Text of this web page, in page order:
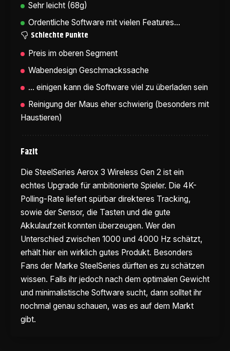
Sehr leicht (68g)
Ordentliche Software mit vielen Features...
Schlechte Punkte
Preis im oberen Segment
Wabendesign Geschmackssache
... einigen kann die Software viel zu überladen sein
Reinigung der Maus eher schwierig (besonders mit
Haustieren)
Fazit
Die SteelSeries Aerox 3 Wireless Gen 2 ist ein
echtes Upgrade für ambitionierte Spieler. Die 4K-
Polling-Rate liefert spürbar direkteres Tracking,
sowie der Sensor, die Tasten und die gute
Akkulaufzeit konnten überzeugen. Wer den
Unterschied zwischen 1000 und 4000 Hz schätzt,
erhält hier ein wirklich gutes Produkt. Besonders
Fans der Marke SteelSeries dürften es zu schätzen
wissen. Falls ihr jedoch nach dem optimalen Gewicht
und minimalistische Software sucht, dann solltet ihr
nochmal genau schauen, was es auf dem Markt
gibt.